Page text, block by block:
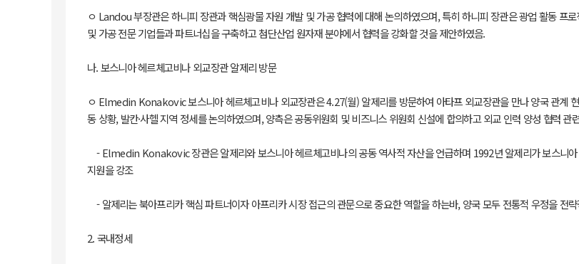
ㅇ Landou 부장관은 하니피 장관과 핵심광물 자원 개발 및 가공 협력에 대해 논의하였으며, 특히 하니피 장관은 광업 활동 프
및 가공 전문 기업들과 파트너십을 구축하고 첨단산업 원자재 분야에서 협력을 강화할 것을 제안하였음.
나. 보스니아 헤르체고비나 외교장관 알제리 방문
ㅇ Elmedin Konakovic 보스니아 헤르체고비나 외교장관은 4.27(월) 알제리를 방문하여 아타프 외교장관을 만나 양국 관계
동 상황, 발칸·사헬 지역 정세를 논의하였으며, 양측은 공동위원회 및 비즈니스 위원회 신설에 합의하고 외교 인력 양성 협력 관
- Elmedin Konakovic 장관은 알제리와 보스니아 헤르체고비나의 공동 역사적 자산을 언급하며 1992년 알제리가 보스니
지원을 강조
- 알제리는 북아프리카 핵심 파트너이자 아프리카 시장 접근의 관문으로 중요한 역할을 하는바, 양국 모두 전통적 우정을 전
2. 국내정세